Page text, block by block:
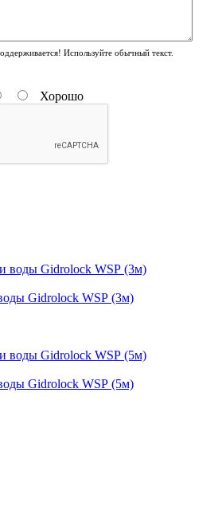
Используйте обычный текст.
Хорошо
Gidrolock WSР (3м)
Gidrolock WSР (5м)